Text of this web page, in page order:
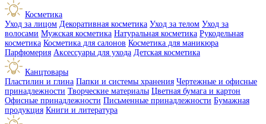
Косметика
Уход за лицом Декоративная косметика Уход за телом Уход за
волосами Мужская косметика Натуральная косметика Рукодельная
косметика Косметика для салонов Косметика для маникюра
Парфюмерия Аксессуары для ухода Детская косметика
Канцтовары
Пластилин и глина Папки и системы хранения Чертежные и офисные
принадлежности Творческие материалы Цветная бумага и картон
Офисные принадлежности Письменные принадлежности Бумажная
продукция Книги и литература